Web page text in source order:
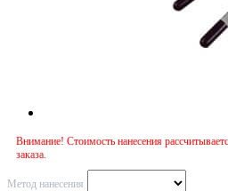
Внимание! Стоимость нанесения
заказа.
Метод нанесения